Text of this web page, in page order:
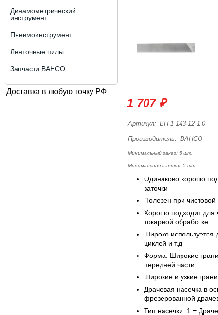
Динамометрический
инструмент
Пневмоинструмент
Ленточные пилы
Запчасти BAHCO
Доставка в любую точку РФ
1 707 ₽
Артикул: BH-1-143-12-1-0
Производитель: BAHCO
Минимальный заказ: 5 шт.
Минимальная партия: 5 шт.
Одинаково хорошо
заточки
Полезен при чистовой
Хорошо подходит для
токарной обработке
Широко используется
циклей и т.д
Форма: Широкие
передней части
Широкие и узкие
Драчевая насечка в
фрезерованной
Тип насечки: 1 =